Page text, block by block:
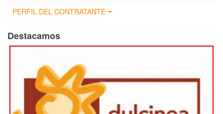
PERFIL DEL CONTRATANTE
Destacamos